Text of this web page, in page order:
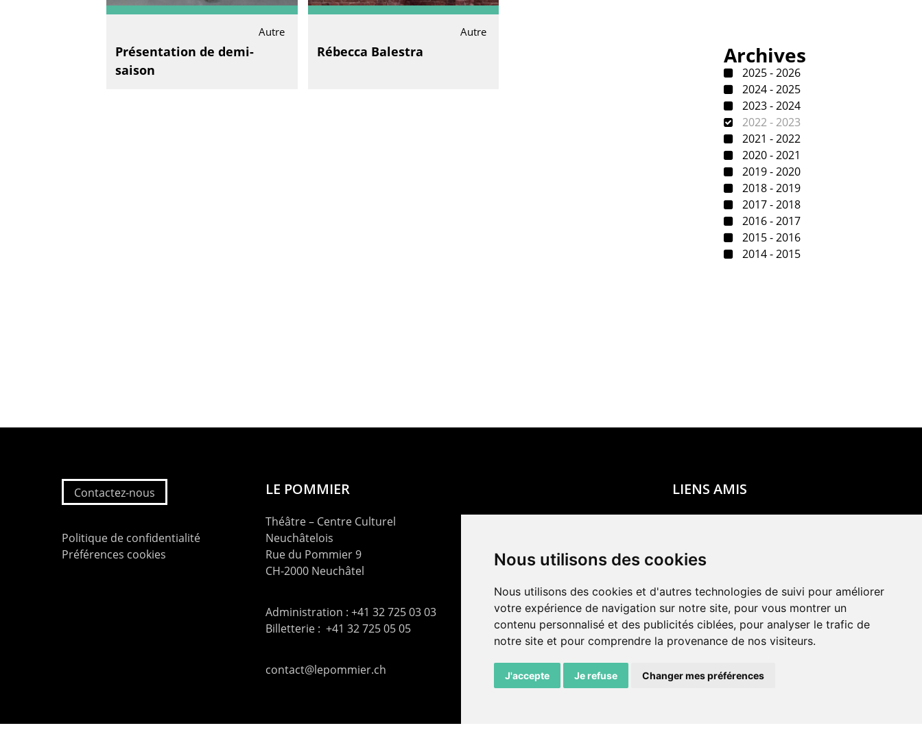
Nous utilisons des cookies
Nous utilisons des cookies et d'autres technologies de suivi pour améliorer
votre expérience de navigation sur notre site, pour vous montrer un
contenu personnalisé et des publicités ciblées, pour analyser le trafic de
notre site et pour comprendre la provenance de nos visiteurs.
J'accepte Je refuse Changer mes préférences
Autre
Présentation de demi-
saison
Autre
Rébecca Balestra Archives
2025 - 2026
2024 - 2025
2023 - 2024
2022 - 2023
2021 - 2022
2020 - 2021
2019 - 2020
2018 - 2019
2017 - 2018
2016 - 2017
2015 - 2016
2014 - 2015
Contactez-nous
Politique de confidentialité
Préférences cookies
LE POMMIER
Théâtre – Centre Culturel
Neuchâtelois
Rue du Pommier 9
CH-2000 Neuchâtel
Administration : +41 32 725 03 03
Billetterie : +41 32 725 05 05
contact@lepommier.ch
LIENS AMIS